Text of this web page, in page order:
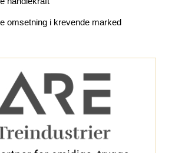
omsetning i krevende marked